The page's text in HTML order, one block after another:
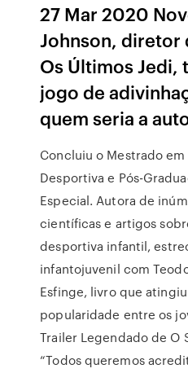
27 Mar 2020
Johnson, diretor
Os Últimos Jedi,
jogo de
quem seria a
Concluiu o Mestrado
Desportiva e Pós-
Especial. Autora de
científicas e artigos
desportiva infantil,
infantojuvenil com
Esfinge, livro que
popularidade entre os
Trailer Legendado de O
“Todos queremos